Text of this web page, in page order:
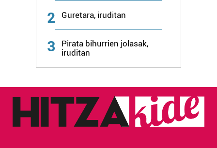
2 Guretara, iruditan
3
Pirata bihurrien jolasak,
iruditan